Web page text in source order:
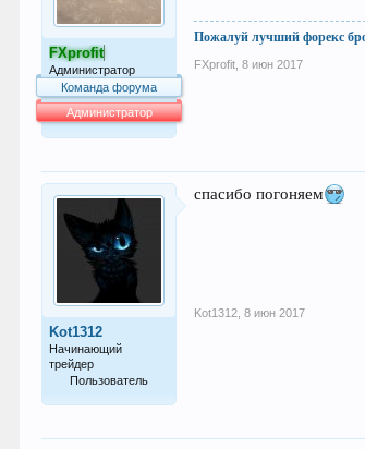
FXprofit
Администратор
Команда форума
Администратор
Пожалуй лучший форекс
FXprofit 8 июн 2017
Kot1312
Начинающий
трейдер
Пользователь
спасибо погоняем
Kot1312 8 июн 2017